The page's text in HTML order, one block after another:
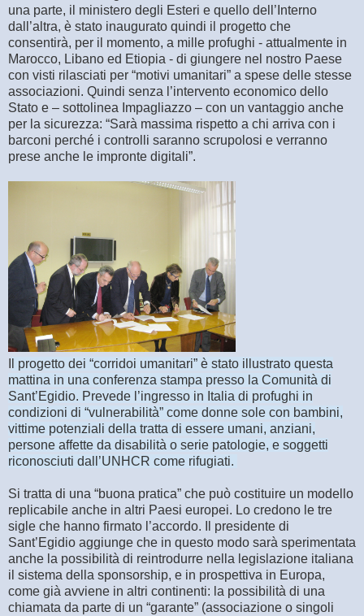
una parte, il ministero degli Esteri e quello dell’Interno
dall’altra, è stato inaugurato quindi il progetto che
consentirà, per il momento, a mille profughi - attualmente in
Marocco, Libano ed Etiopia - di giungere nel nostro Paese
con visti rilasciati per “motivi umanitari” a spese delle stesse
associazioni. Quindi senza l’intervento economico dello
Stato e – sottolinea Impagliazzo – con un vantaggio anche
per la sicurezza: “Sarà massima rispetto a chi arriva con i
barconi perché i controlli saranno scrupolosi e verranno
prese anche le impronte digitali”.
l progetto dei “corridoi umanitari” è stato illustrato questa
mattina in una conferenza stampa presso la Comunità di
Sant’Egidio. Prevede l’ingresso in Italia di profughi in
condizioni di “vulnerabilità” come donne sole con bambini,
vittime potenziali della tratta di essere umani, anziani,
persone affette da disabilità o serie patologie, e soggetti
riconosciuti dall’UNHCR come rifugiati.
Si tratta di una “buona pratica” che può costituire un modello
replicabile anche in altri Paesi europei. Lo credono le tre
sigle che hanno firmato l’accordo. Il presidente di
Sant’Egidio aggiunge che in questo modo sarà sperimentata
anche la possibilità di reintrodurre nella legislazione italiana
il sistema della sponsorship, e in prospettiva in Europa,
come già avviene in altri continenti: la possibilità di una
chiamata da parte di un “garante” (associazione o singoli